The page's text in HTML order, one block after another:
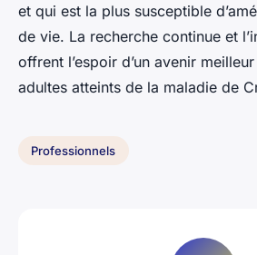
et qui est la plus susceptible
de vie. La recherche continue et
offrent l’espoir d’un avenir
adultes atteints de la maladie de
Professionnels